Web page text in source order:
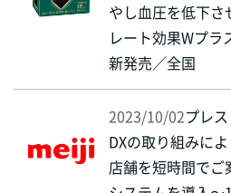
やし血圧を低下さ
レート効果Wプラ
新発売／全国
2023/10/02プレ
DXの取り組みに
店舗を短時間でご